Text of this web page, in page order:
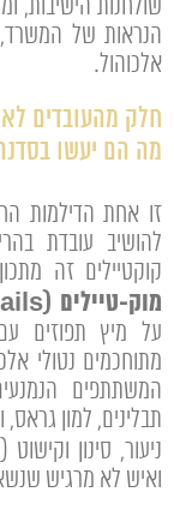
שולחנות הישיבות,
הנראות של המשרד,
אלכוהול.
חלק מהעובדים
מה הם יעשו
להושיב עובדת
קוקטיילים זה
מוק-טיילים (Mocktails)
על מיץ תפוזים
מתוחכמים נטולי
המשתתפים
תבלינים, למון
ואיש לא מרגיש